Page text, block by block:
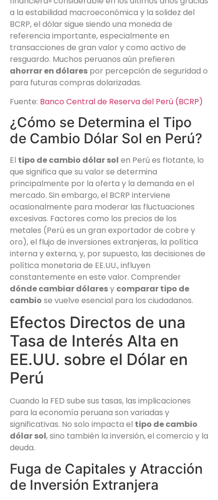
a la estabilidad macroeconómica y la solidez del
BCRP, el dólar sigue siendo una moneda de
referencia importante, especialmente en
transacciones de gran valor y como activo de
resguardo. Muchos peruanos aún prefieren
ahorrar en dólares por percepción de seguridad o
para futuras compras dolarizadas.
Fuente: Banco Central de Reserva del Perú (BCRP)
¿Cómo se Determina el Tipo
de Cambio Dólar Sol en Perú?
El tipo de cambio dólar sol en Perú es flotante, lo
que significa que su valor se determina
principalmente por la oferta y la demanda en el
mercado. Sin embargo, el BCRP interviene
ocasionalmente para moderar las fluctuaciones
excesivas. Factores como los precios de los
metales (Perú es un gran exportador de cobre y
oro), el flujo de inversiones extranjeras, la política
interna y externa, y, por supuesto, las decisiones de
política monetaria de EE.UU., influyen
constantemente en este valor. Comprender
dónde cambiar dólaresy comparar tipo de
cambio se vuelve esencial para los ciudadanos.
Efectos Directos de una
Tasa de Interés Alta en
EE.UU. sobre el Dólar en
Perú
Cuando la FED sube sus tasas, las implicaciones
para la economía peruana son variadas y
significativas. No solo impacta el tipo de cambio
dólar sol, sino también la inversión, el comercio y la
deuda.
Fuga de Capitales y Atracción
de Inversión Extranjera